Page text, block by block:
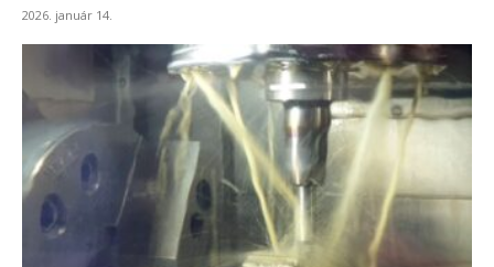
2026. január 14.